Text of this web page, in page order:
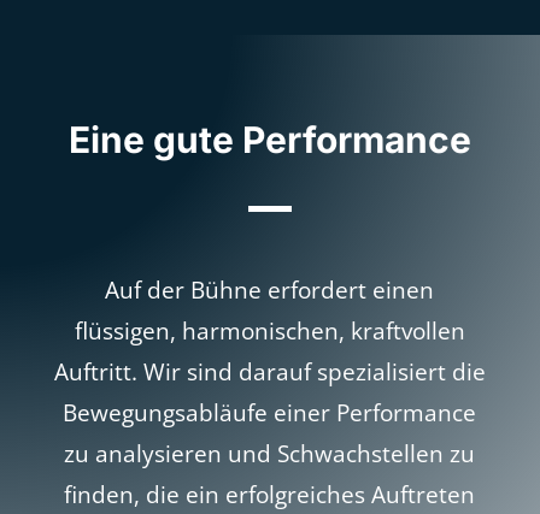
Eine gute Performance
Auf der Bühne erfordert einen
flüssigen, harmonischen, kraftvollen
Auftritt. Wir sind darauf spezialisiert die
Bewegungsabläufe einer Performance
zu analysieren und Schwachstellen zu
finden, die ein erfolgreiches Auftreten